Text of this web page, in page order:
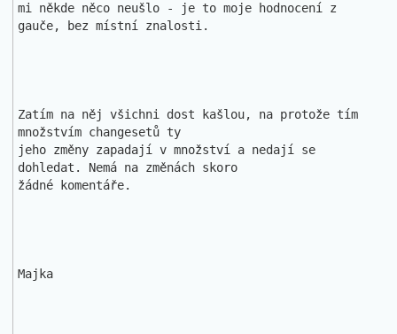
mi někde něco neušlo - je to moje hodnocení z
gauče, bez místní znalosti.
Zatím na něj všichni dost kašlou, na protože tím
množstvím changesetů ty
jeho změny zapadají v množství a nedají se
dohledat. Nemá na změnách skoro
žádné komentáře.
Majka